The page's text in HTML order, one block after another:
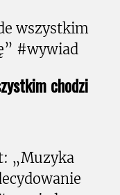
chodzi